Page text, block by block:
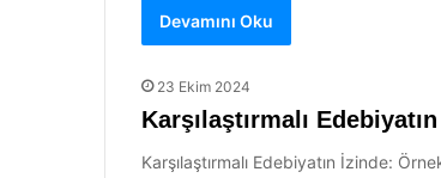
Devamını Oku
23 Ekim 2024
Karşılaştırmalı
Karşılaştırmalı Edebiyatın İzinde: